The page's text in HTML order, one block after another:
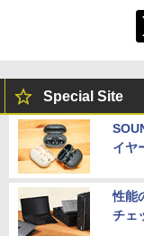
Special Site
イヤ
性能
チェ